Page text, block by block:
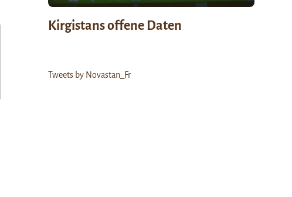
Kirgistans offene Daten
Tweets by Novastan_Fr